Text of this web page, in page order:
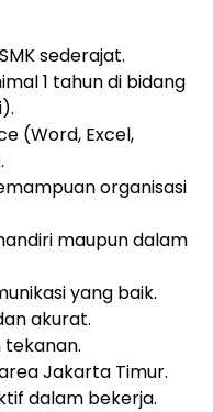
sederajat.
1 tahun di bidang
(Word, Excel,
organisasi
maupun dalam
yang baik.
akurat.
Jakarta Timur.
dalam bekerja.